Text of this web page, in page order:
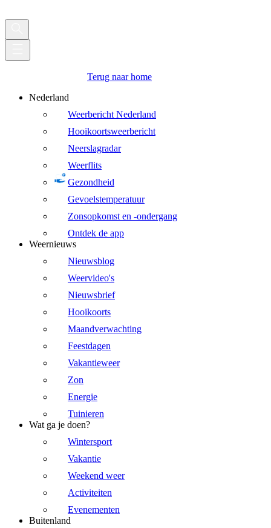
Terug naar home
Nederland
Weerbericht Nederland
Hooikoortsweerbericht
Neerslagradar
Weerflits
Gezondheid
Gevoelstemperatuur
Zonsopkomst en -ondergang
Ontdek de app
Weernieuws
Nieuwsblog
Weervideo's
Nieuwsbrief
Hooikoorts
Maandverwachting
Feestdagen
Vakantieweer
Zon
Energie
Tuinieren
Wat ga je doen?
Wintersport
Vakantie
Weekend weer
Activiteiten
Evenementen
Buitenland